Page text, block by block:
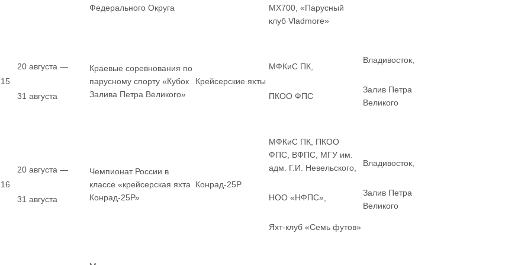
Федерального Округа
MX700, «Парусный
клуб Vladmore»
15
20 августа —
31 августа
Краевые соревнования по
парусному спорту «Кубок
Залива Петра Великого»
Крейсерские яхты
МФКиС ПК,
ПКОО ФПС
Владивосток,
Залив Петра
Великого
16
20 августа —
31 августа
Чемпионат России в
классе «крейсерская яхта
Конрад-25Р»
Конрад-25Р
МФКиС ПК, ПКОО
ФПС, ВФПС, МГУ им.
адм. Г.И. Невельского,
НОО «НФПС»,
Яхт-клуб «Семь футов»
Владивосток,
Залив Петра
Великого